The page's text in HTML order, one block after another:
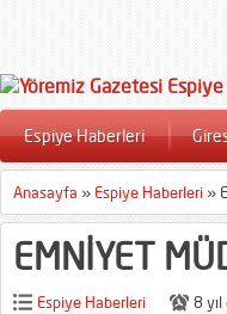
Espiye Haberleri
Anasayfa » Espiye Haberleri »
EMNİYET
Espiye Haberleri 8 yıl